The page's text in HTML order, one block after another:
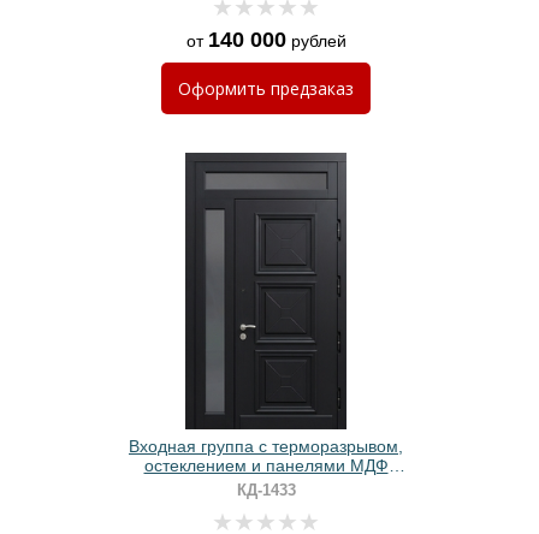
от 140 000рублей
Оформить предзаказ
Входная группа с терморазрывом,
остеклением и панелями МДФ
черного цвета с багетом
КД-1433